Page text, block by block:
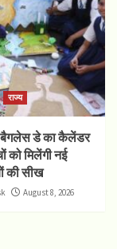
राज्य
बैगलेस डे का कैलेंडर
को मिलेंगी नई
की सीख
August 8, 2026